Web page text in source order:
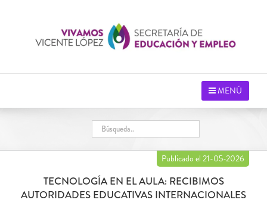
MENÚ
Publicado el 21-05-2026
TECNOLOGÍA EN EL AULA: RECIBIMOS
AUTORIDADES EDUCATIVAS INTERNACIONALES